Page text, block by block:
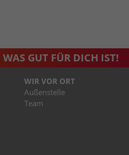
WAS GUT FÜR DICH IST!
WIR VOR ORT
Außenstelle
Team